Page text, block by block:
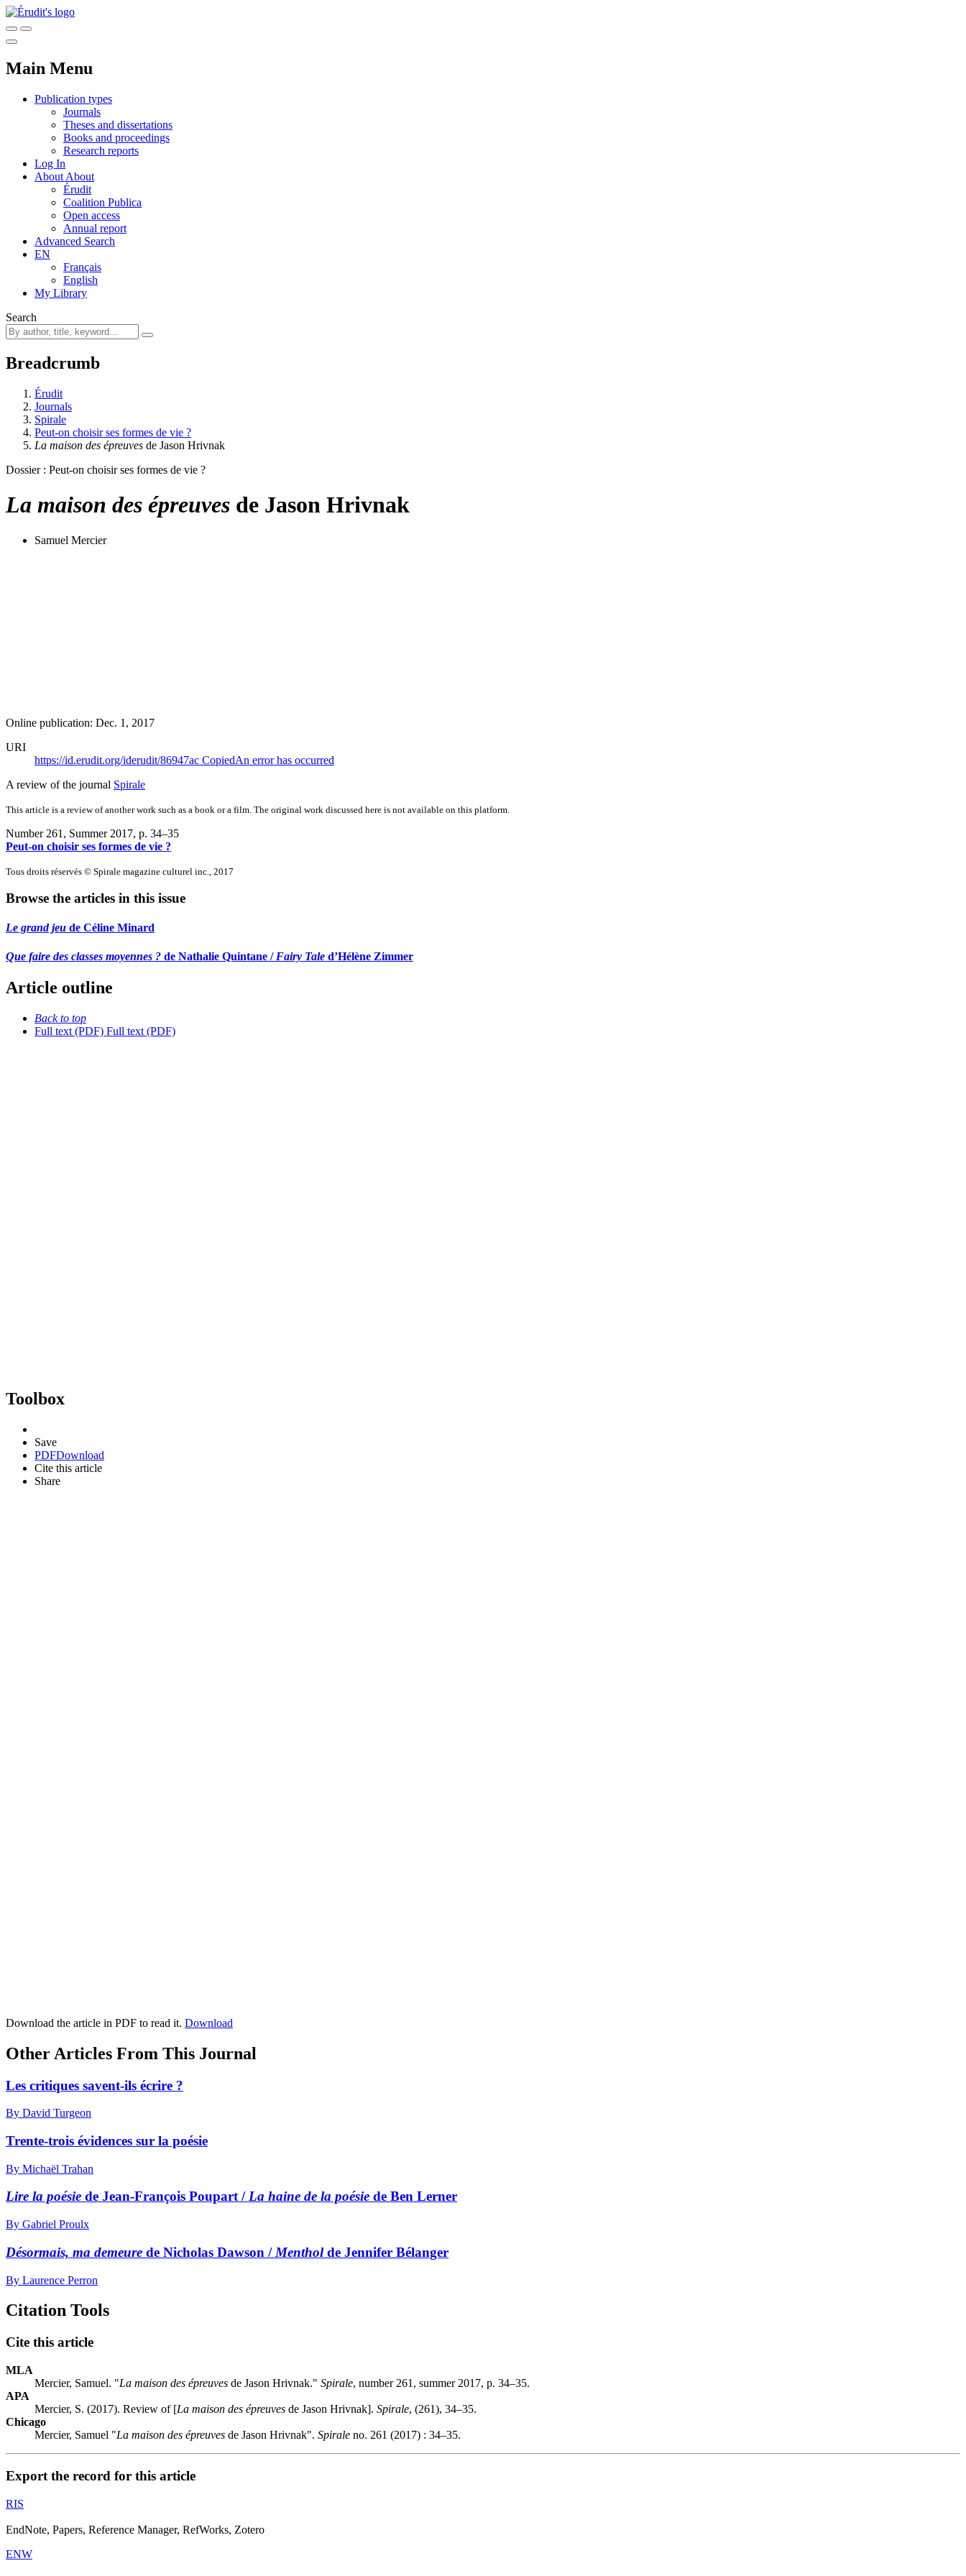
Main Menu
Publication types
Journals
Theses and dissertations
Books and proceedings
Research reports
Log In
About About
Érudit
Coalition Publica
Open access
Annual report
Advanced Search
EN
Français
English
My Library
Search
Breadcrumb
Érudit
Journals
Spirale
Peut-on choisir ses formes de vie ?
La maison des épreuves de Jason Hrivnak
Dossier : Peut-on choisir ses formes de vie ?
La maison des épreuves de Jason Hrivnak
Samuel Mercier
Online publication: Dec. 1, 2017
URI
https://id.erudit.org/iderudit/86947ac CopiedAn error has occurred
A review of the journal Spirale
This article is a review of another work such as a book or a film. The original work discussed here is not available on this platform.
Number 261, Summer 2017, p. 34–35
Peut-on choisir ses formes de vie ?
Tous droits réservés © Spirale magazine culturel inc., 2017
Browse the articles in this issue
Le grand jeu de Céline Minard
Que faire des classes moyennes ? de Nathalie Quintane / Fairy Tale d’Hélène Zimmer
Article outline
Back to top
Full text (PDF) Full text (PDF)
Toolbox
Save
PDFDownload
Cite this article
Share
Download the article in PDF to read it. Download
Other Articles From This Journal
Les critiques savent-ils écrire ?
By David Turgeon
Trente-trois évidences sur la poésie
By Michaël Trahan
Lire la poésie de Jean-François Poupart /La haine de la poésie de Ben Lerner
By Gabriel Proulx
Désormais, ma demeure de Nicholas Dawson / Mentholde Jennifer Bélanger
By Laurence Perron
Citation Tools
Cite this article
MLA
Mercier, Samuel. "La maison des épreuves de Jason Hrivnak." Spirale, number 261, summer 2017, p. 34–35.
APA
Mercier, S. (2017). Review of [La maison des épreuves de Jason Hrivnak]. Spirale, (261), 34–35.
Chicago
Mercier, Samuel "La maison des épreuves de Jason Hrivnak". Spirale no. 261 (2017) : 34–35.
Export the record for this article
RIS
EndNote, Papers, Reference Manager, RefWorks, Zotero
ENW